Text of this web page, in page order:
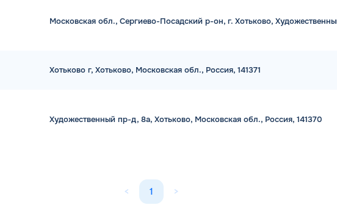
Московская обл., Сергиево-Посадский р-он, г. Хотьково,
Хотьково г, Хотьково, Московская обл., Россия, 141371
Художественный пр-д, 8а, Хотьково, Московская обл., Россия, 141370
< 1 >